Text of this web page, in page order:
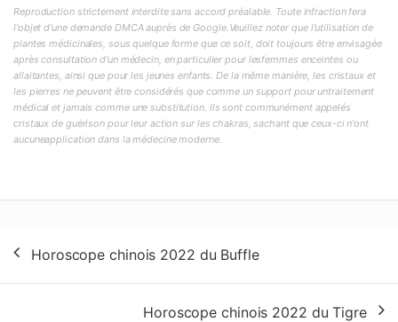
Reproduction strictement interdite sans accord préalable. Toute infraction fera
l'objet d'une demande DMCA auprès de Google.Veuillez noter que l'utilisation de
plantes médicinales, sous quelque forme que ce soit, doit toujours être envisagée
après consultation d'un médecin, en particulier pour lesfemmes enceintes ou
allaitantes, ainsi que pour les jeunes enfants. De la même manière, les cristaux et
les pierres ne peuvent être considérés que comme un support pour untraitement
médical et jamais comme une substitution. Ils sont communément appelés
cristaux de guérison pour leur action sur les chakras, sachant que ceux-ci n'ont
aucuneapplication dans la médecine moderne.
de
l’article
Horoscope chinois 2022 du Buffle
Horoscope chinois 2022 du Tigre